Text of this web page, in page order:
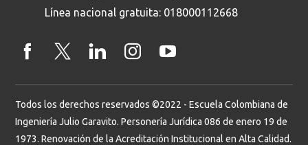
Línea nacional gratuita: 018000112668
Todos los derechos reservados ©2022 - Escuela Colombiana de
Ingeniería Julio Garavito. Personería Jurídica 086 de enero 19 de
1973. Renovación de la Acreditación Institucional en Alta Calidad.